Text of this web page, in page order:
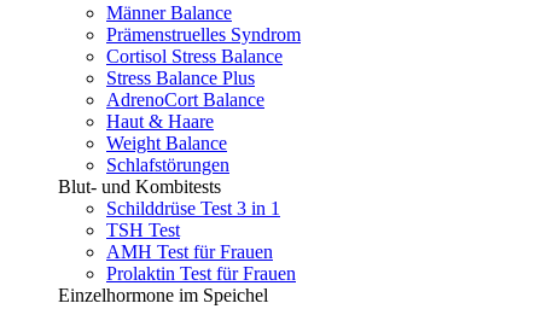
Männer Balance
Prämenstruelles Syndrom
Cortisol Stress Balance
Stress Balance Plus
AdrenoCort Balance
Haut & Haare
Weight Balance
Schlafstörungen
Blut- und Kombitests
Schilddrüse Test 3 in 1
TSH Test
AMH Test für Frauen
Prolaktin Test für Frauen
Einzelhormone im Speichel